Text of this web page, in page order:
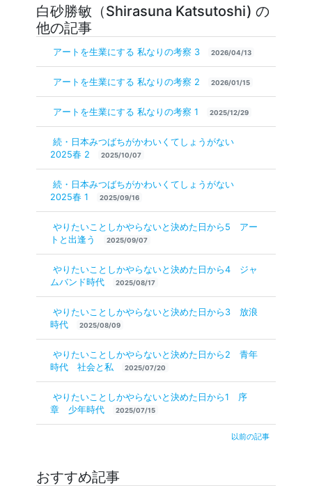
白砂勝敏（Shirasuna Katsutoshi) の
他の記事
アートを生業にする 私なりの考察 3 2026/04/13
アートを生業にする 私なりの考察 2 2026/01/15
アートを生業にする 私なりの考察 1 2025/12/29
続・日本みつばちがかわいくてしょうがない
2025春 2
2025/10/07
続・日本みつばちがかわいくてしょうがない
2025春 1
2025/09/16
やりたいことしかやらないと決めた日から5 アー
トと出逢う
2025/09/07
やりたいことしかやらないと決めた日から4 ジャ
ムバンド時代
2025/08/17
やりたいことしかやらないと決めた日から3 放浪
時代
2025/08/09
やりたいことしかやらないと決めた日から2 青年
時代 社会と私
2025/07/20
やりたいことしかやらないと決めた日から1 序
章 少年時代
2025/07/15
以前の記事
おすすめ記事